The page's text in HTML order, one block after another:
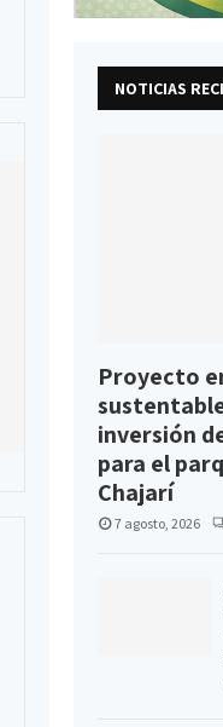
NOTICIAS
Proyecto
inversión
para el
Chajarí
7 agosto, 2026